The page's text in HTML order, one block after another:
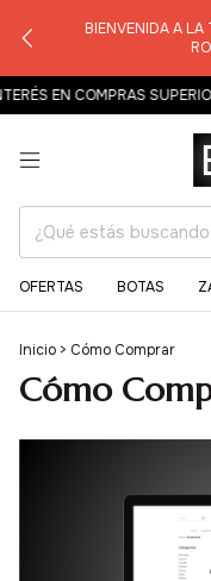
BIENVENIDA A LA
EN COMPRAS
OFERTAS BOTAS
Inicio > Cómo Comprar
Cómo